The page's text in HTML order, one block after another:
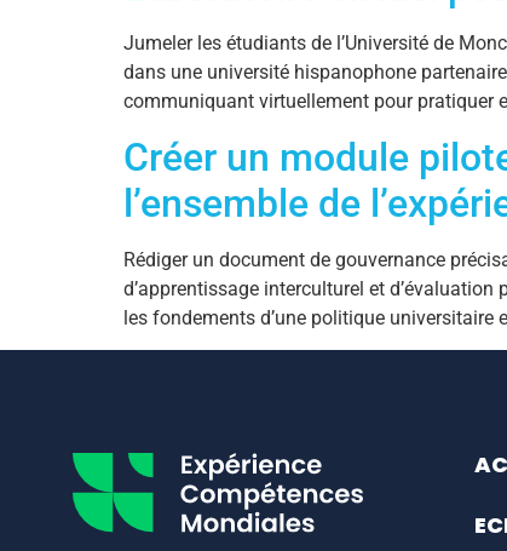
Jumeler les étudiants de l’Université de
dans une université hispanophone
communiquant virtuellement pour pratiquer
Créer un module
l’ensemble de
Rédiger un document de gouvernance
d’apprentissage interculturel et
les fondements d’une politique universitaire